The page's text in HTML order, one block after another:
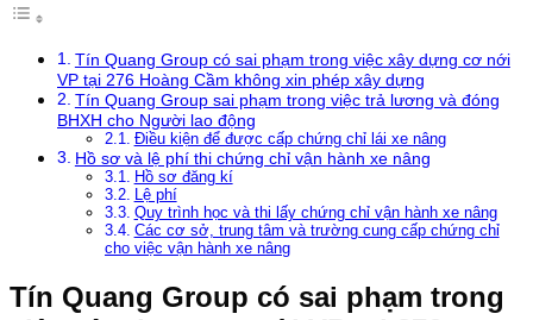
Tín Quang Group có sai phạm trong việc xây dựng cơ nới
VP tại 276 Hoàng Cầm không xin phép xây dựng
Tín Quang Group sai phạm trong việc trả lương và đóng
BHXH cho Người lao động
Điều kiện để được cấp chứng chỉ lái xe nâng
Hồ sơ và lệ phí thi chứng chỉ vận hành xe nâng
Hồ sơ đăng kí
Lệ phí
Quy trình học và thi lấy chứng chỉ vận hành xe nâng
Các cơ sở, trung tâm và trường cung cấp chứng chỉ
cho việc vận hành xe nâng
Tín Quang Group có sai phạm trong